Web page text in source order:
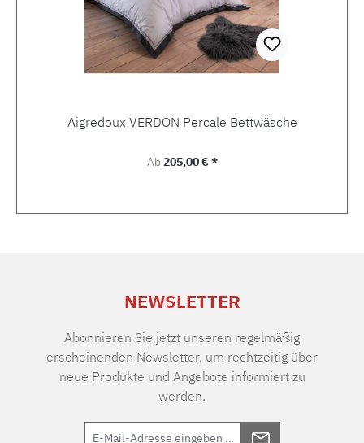
Aigredoux VERDON Percale Bettwäsche
Regulärer Preis:
Ab205,00 € *
NEWSLETTER
Abonnieren Sie jetzt unseren regelmäßig
erscheinenden Newsletter, um rechtzeitig über
neue Produkte und Angebote informiert zu
werden.